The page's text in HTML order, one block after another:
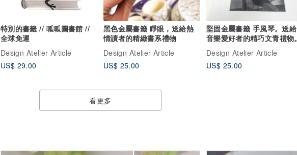
特別的書籤 // 呱呱圖書館 //
全球免運
Design Atelier Article
US$ 29.00
黑色金屬書籤 睜眼，送給熱
情讀者的精緻書系禮物
Design Atelier Article
US$ 25.00
堅固金屬書籤 手風琴。送給
音樂愛好者的精巧文青禮物。
Design Atelier Article
US$ 25.00
看更多